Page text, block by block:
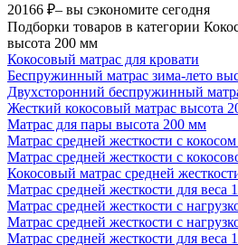
20166 ₽– вы сэкономите сегодня
Подборки товаров в категории
высота 200 мм
Кокосовый матрас для кровати
Беспружинный матрас зима-лето
Двухсторонний беспружинный
Жесткий кокосовый матрас высота
Матрас для пары высота 200 мм
Матрас средней жесткости с
Матрас средней жесткости с
Кокосовый матрас средней
Матрас средней жесткости для веса
Матрас средней жесткости с
Матрас средней жесткости с
Матрас средней жесткости для веса